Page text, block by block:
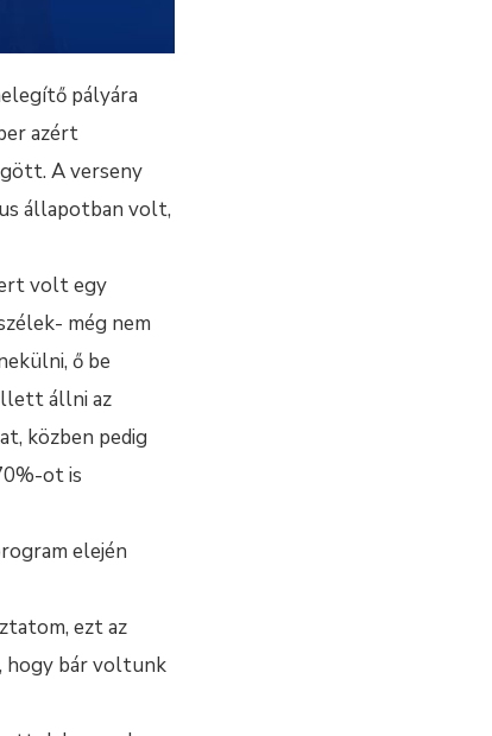
pályára
azért
A verseny
állapotban volt,
volt egy
még nem
ő be
állni az
közben pedig
ot is
elején
ezt az
hogy bár voltunk